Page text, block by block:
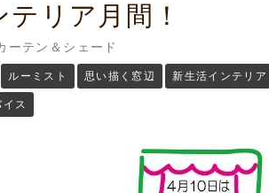
リア月間！
ーテン＆シェード
ルーミスト 思い描く窓辺 新生活インテリア
ス